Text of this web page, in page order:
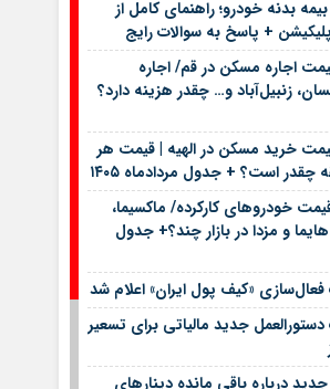
بدنه خودرو؛ راهنمای کامل از
+ پاسخ به سوالات رایج
اجاره مسکن در قم/ اجاره
زنبیل‌آباد و… چقدر هزینه دارد؟
خرید مسکن در الهیه | قیمت هر
چقدر است؟ + جدول مردادماه ۱۴۰۵
خودروهای کارکرده/ ماکسیما،
و مزدا در بازار چند؟+ جدول
فعال‌سازی «کیف پول ایران» اعلام شد
جدید مالیاتی برای تسعیر
درباره باقی مانده دینارهای